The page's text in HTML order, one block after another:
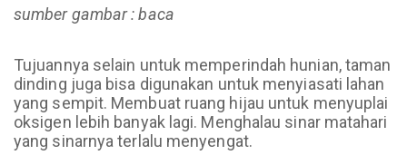
sumber gambar : baca
Tujuannya selain untuk memperindah hunian, taman
dinding juga bisa digunakan untuk menyiasati lahan
yang sempit. Membuat ruang hijau untuk menyuplai
oksigen lebih banyak lagi. Menghalau sinar matahari
yang sinarnya terlalu menyengat.